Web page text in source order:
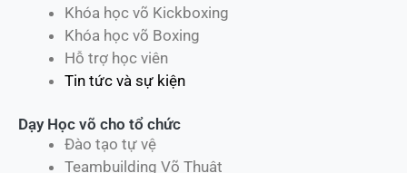
Khóa học võ Kickboxing
Khóa học võ Boxing
Hỗ trợ học viên
Tin tức và sự kiện
Dạy Học võ cho tổ chức
Đào tạo tự vệ
Teambuilding Võ Thuật